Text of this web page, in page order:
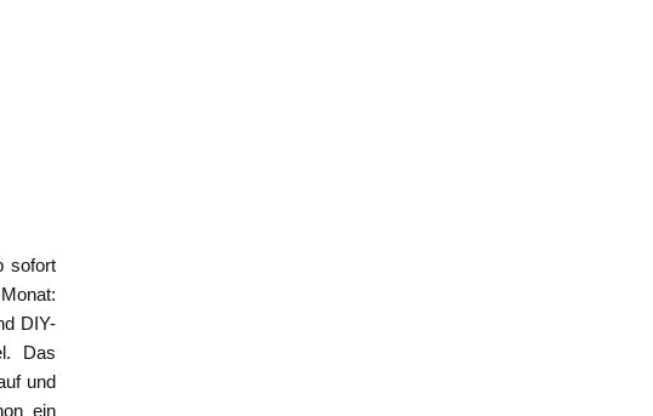
sofort
DIY-
Das
und
ein